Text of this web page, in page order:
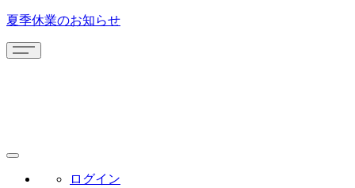
夏季休業のお知らせ
ログイン